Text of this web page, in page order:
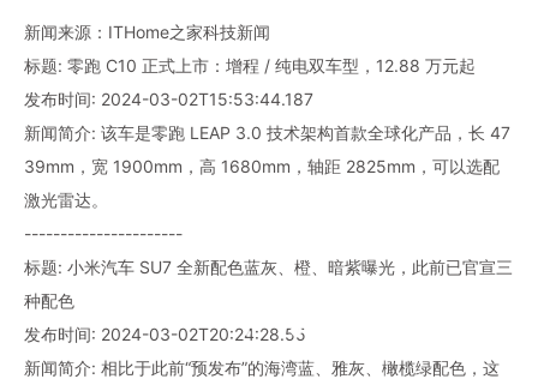
新闻来源：ITHome之家科技新闻
标题: 零跑 C10 正式上市：增程 / 纯电双车型，12.88 万元起
发布时间: 2024-03-02T15:53:44.187
新闻简介: 该车是零跑 LEAP 3.0 技术架构首款全球化产品，长 47
39mm，宽 1900mm，高 1680mm，轴距 2825mm，可以选配
激光雷达。
----------------------
标题: 小米汽车 SU7 全新配色蓝灰、橙、暗紫曝光，此前已官宣三
种配色
发布时间: 2024-03-02T20:24:28.55
新闻简介: 相比于此前“预发布”的海湾蓝、雅灰、橄榄绿配色，这